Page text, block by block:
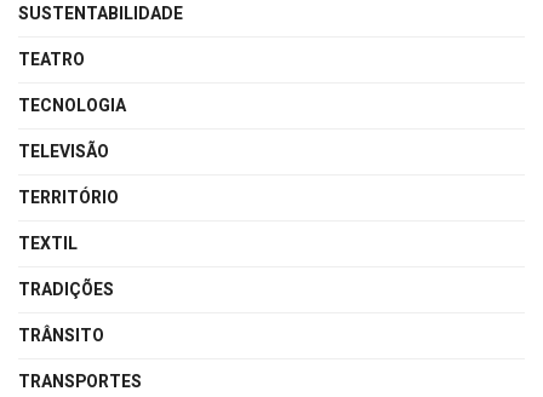
SUSTENTABILIDADE
TEATRO
TECNOLOGIA
TELEVISÃO
TERRITÓRIO
TEXTIL
TRADIÇÕES
TRÂNSITO
TRANSPORTES